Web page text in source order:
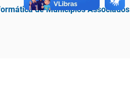
de Municípios Associados